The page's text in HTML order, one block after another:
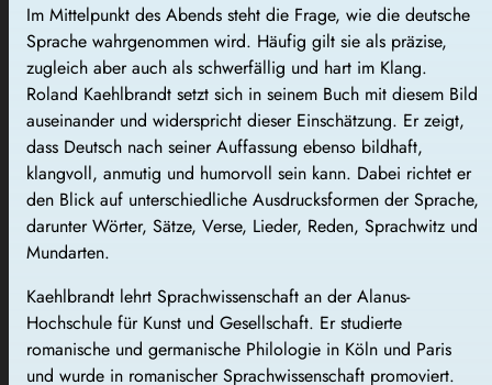
Im Mittelpunkt des Abends steht die Frage, wie die deutsche
Sprache wahrgenommen wird. Häufig gilt sie als präzise,
zugleich aber auch als schwerfällig und hart im Klang.
Roland Kaehlbrandt setzt sich in seinem Buch mit diesem Bild
auseinander und widerspricht dieser Einschätzung. Er zeigt,
dass Deutsch nach seiner Auffassung ebenso bildhaft,
klangvoll, anmutig und humorvoll sein kann. Dabei richtet er
den Blick auf unterschiedliche Ausdrucksformen der Sprache,
darunter Wörter, Sätze, Verse, Lieder, Reden, Sprachwitz und
Mundarten.
Kaehlbrandt lehrt Sprachwissenschaft an der Alanus-
Hochschule für Kunst und Gesellschaft. Er studierte
romanische und germanische Philologie in Köln und Paris
und wurde in romanischer Sprachwissenschaft promoviert.